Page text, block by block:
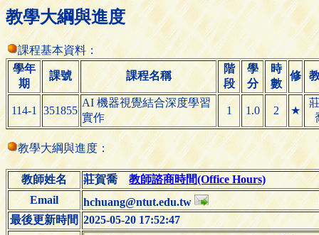
教學大綱與進度
課程基本資料：
學年
期
課號 課程名稱
階
段
學
分
時
數
修
114-1 351855
AI 機器視覺結合深度學習
實作
1 1.0 2 ★
教學大綱與進度：
教師姓名 莊賀喬教師諮商時間(Office Hours)
Email
hchuang@ntut.edu.tw
最後更新時間 2025-05-20 17:52:47